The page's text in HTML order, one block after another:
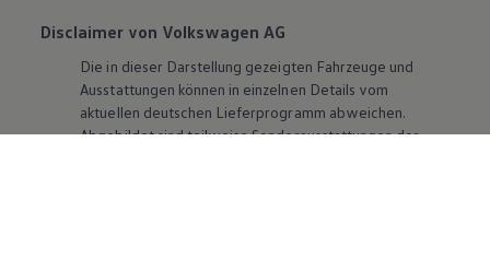
Disclaimer von Volkswagen AG
Die in dieser Darstellung gezeigten Fahrzeuge und
Ausstattungen können in einzelnen Details vom
aktuellen deutschen Lieferprogramm abweichen.
Abgebildet sind teilweise Sonderausstattungen der